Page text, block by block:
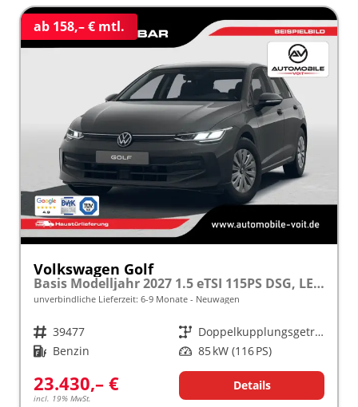
ab 158,– € mtl.
Volkswagen Golf
Basis Modelljahr 2027 1.5 eTSI 115PS DSG, LED, App-Connect, PDC, Climatronic, Digitales Cockpit, Reserverad
unverbindliche Lieferzeit: 6-9 Monate Neuwagen
Fahrzeugnr. 39477 Getriebe
Doppelkupplungsgetriebe (DSG)
Kraftstoff Benzin Leistung 85 kW (116 PS)
23.430,– €
incl. 19% MwSt.
Details